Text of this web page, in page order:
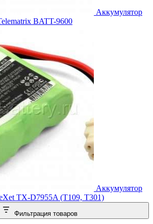
Аккумулятор
BATT-9600
Аккумулятор
TX-D7955A (T109, T301)
Фильтрация товаров